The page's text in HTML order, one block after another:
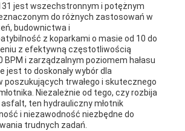
jest wszechstronnym i potężnym
do różnych zastosowań w
budownictwa i
z koparkami o masie od 10 do
z efektywną częstotliwością
BPM i zarządzalnym poziomem hałasu
jest to doskonały wybór dla
trwałego i skutecznego
Niezależnie od tego, czy rozbija
asfalt, ten hydrauliczny młotnik
i niezawodność niezbędne do
trudnych zadań.